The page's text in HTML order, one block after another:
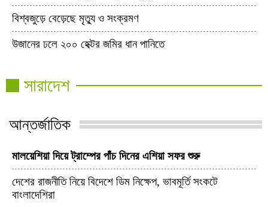
বিশ্বজুড়ে বেড়েছে মৃত্যু ও সংক্রমণ
উজানের ঢলে ২০০ হেক্টর জমির ধান পানিতে
সারাদেশ
কিশোরগঞ্জে ভিপি সোহেলের সুস্থতা
কামনা দোয়া
গণসচেতনতা সমাবেশ
আন্তর্জাতিক
মালয়েশিয়া দিয়ে ট্রাম্পের পাঁচ দিনের এশিয়া সফর শুরু
দেশের রাজনীতি নিয়ে বিদেশে ডিম নিক্ষেপ, ভাবমূর্তি সংকটে
বাংলাদেশিরা